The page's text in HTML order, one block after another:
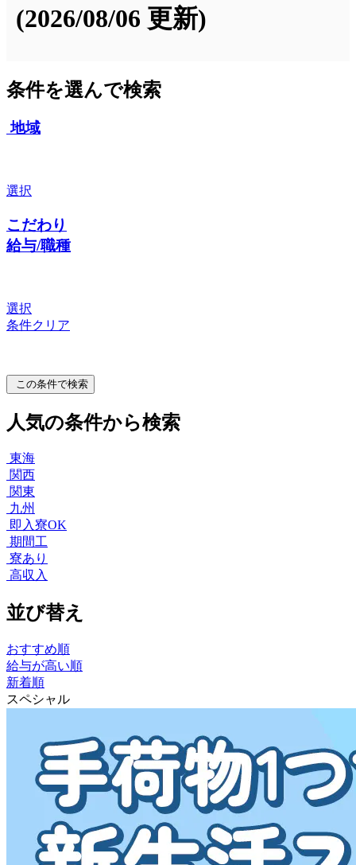
(2026/08/06 更新)
条件を選んで検索
地域
選択
こだわり
給与/職種
選択
条件クリア
この条件で検索
人気の条件から検索
東海
関西
関東
九州
即入寮OK
期間工
寮あり
高収入
並び替え
おすすめ順
給与が高い順
新着順
スペシャル